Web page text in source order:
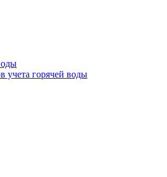
учета горячей воды